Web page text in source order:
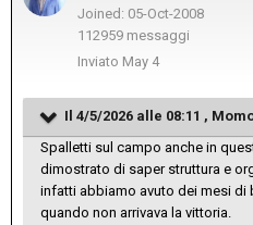
Joined: 05-Oct-2008
112959 messaggi
Inviato May 4
Il 4/5/2026 alle 08:11 ,
Spalletti sul campo anche in
dimostrato di saper struttura e
infatti abbiamo avuto dei mesi di
quando non arrivava la vittoria.